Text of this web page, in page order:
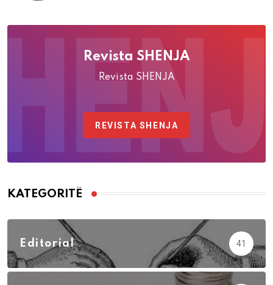
Revista SHENJA
Revista SHENJA
REVISTA SHENJA
KATEGORITË
Editorial 41